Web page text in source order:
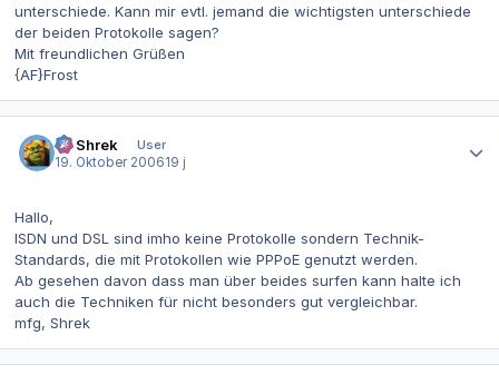
unterschiede. Kann mir evtl. jemand die wichtigsten unterschiede
der beiden Protokolle sagen?
Mit freundlichen Grüßen
{AF}Frost
IT-Shrek
User
19. Oktober 200619 j
Hallo,
ISDN und DSL sind imho keine Protokolle sondern Technik-
Standards, die mit Protokollen wie PPPoE genutzt werden.
Ab gesehen davon dass man über beides surfen kann halte ich
auch die Techniken für nicht besonders gut vergleichbar.
mfg, Shrek